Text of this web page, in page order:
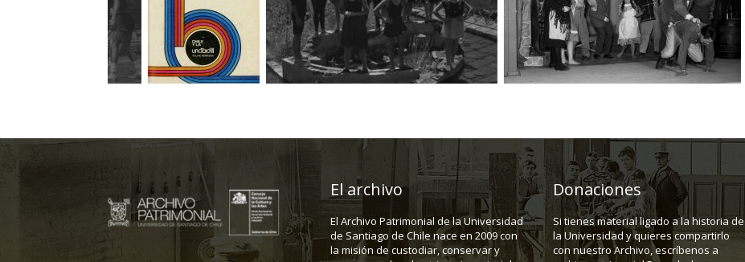
El archivo
El Archivo Patrimonial de la Universidad
de Santiago de Chile nace en 2009 con
la misión de custodiar, conservar y
Donaciones
Si tienes material ligado a la historia de
la Universidad y quieres compartirlo
con nuestro Archivo, escríbenos a